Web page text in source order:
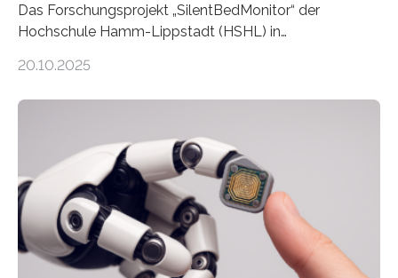
Das Forschungsprojekt „SilentBedMonitor“ der
Hochschule Hamm-Lippstadt (HSHL) in
auf Personen ab, die bettlägerig sind oder in ihrer
Entwicklung der Sensorik und Datenübertragung. Die
HSHL verantwortet die wissenschaftliche Begleitung
sowie die KI-gestützte Datenauswertung. Das Ziel ist
die Entwicklung eines berührungslosen
Assistenzsystems, das den Zustand der Person
kontinuierlich erfasst, pflegende Personen unterstützt
und in Notfällen selbstständig Alarm schlägt. „Die Idee
20.10.2025